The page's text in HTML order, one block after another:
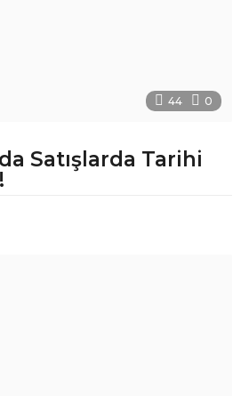
44 0
Satışlarda Tarihi